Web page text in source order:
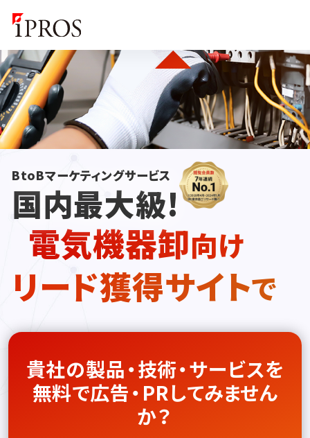
BtoBマーケティングサービス
国内最大級!
電気機器卸向け
リード獲得サイトで
貴社の製品・技術・サービスを
無料で広告・PRしてみません
か？